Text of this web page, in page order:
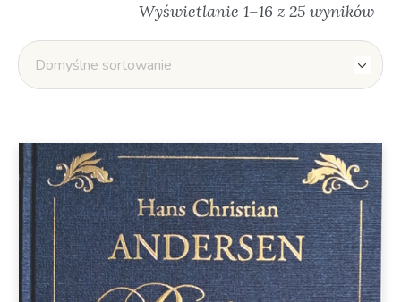
Wyświetlanie 1–16 z 25 wyników